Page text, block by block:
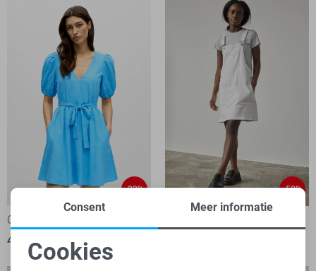
-22%
Object Jurk
43,00
-50%
Noodzakelijke cookies
Consent Meer informatie
Cookies